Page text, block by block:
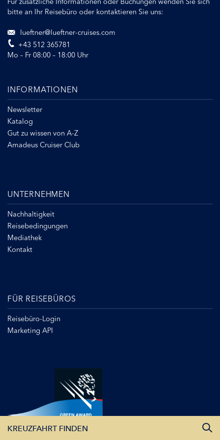
bitte an Ihr Reisebüro oder kontaktieren Sie uns:
lueftner@lueftner-cruises.com
+43 512 365781
Mo – Fr 08:00 – 18:00 Uhr
INFORMATIONEN
Newsletter
Katalog
Gut zu wissen von A-Z
Amadeus Cruiser Club
UNTERNEHMEN
Nachhaltigkeit
Reisebedingungen
Mediathek
Kontakt
FÜR REISEBÜROS
Reisebüro-Login
Marketing API
KREUZFAHRT FINDEN